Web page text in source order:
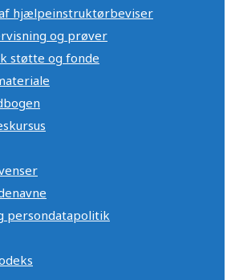
hjælpeinstruktørbeviser
og prøver
støtte og fonde
persondatapolitik